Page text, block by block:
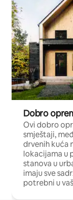
Dobro
Ovi dobro
smještaji,
drvenih kuća
lokacijama u
stanova u
imaju sve
potrebni u